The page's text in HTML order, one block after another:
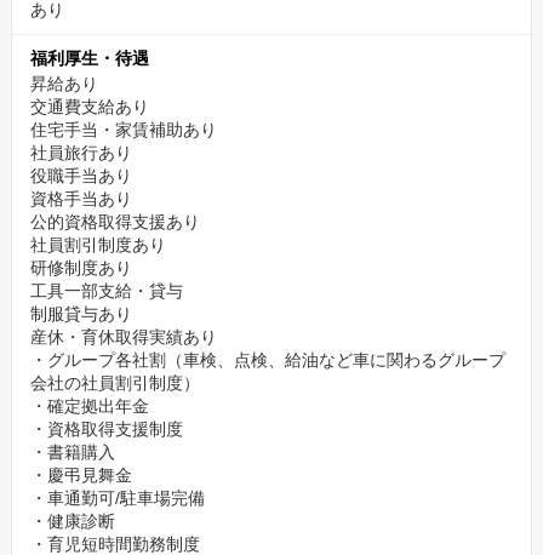
あり
福利厚生・待遇
昇給あり
交通費支給あり
住宅手当・家賃補助あり
社員旅行あり
役職手当あり
資格手当あり
公的資格取得支援あり
社員割引制度あり
研修制度あり
工具一部支給・貸与
制服貸与あり
産休・育休取得実績あり
・グループ各社割（車検、点検、給油など車に関わるグループ
会社の社員割引制度）
・確定拠出年金
・資格取得支援制度
・書籍購入
・慶弔見舞金
・車通勤可/駐車場完備
・健康診断
・育児短時間勤務制度